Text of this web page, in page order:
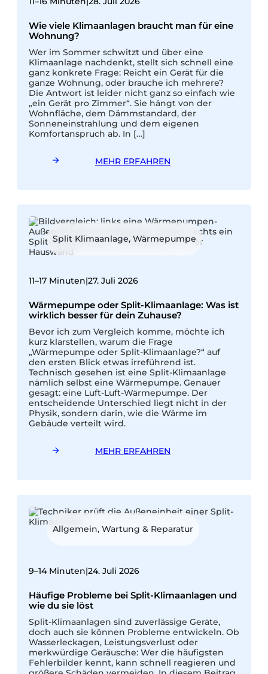
Wie viele Klimaanlagen braucht man für eine
Wohnung?
Wer im Sommer schwitzt und über eine
Klimaanlage nachdenkt, stellt sich schnell eine
ganz konkrete Frage: Reicht ein Gerät für die
ganze Wohnung, oder brauche ich mehrere?
Die Antwort ist leider nicht ganz so einfach wie
„ein Gerät pro Zimmer“. Sie hängt von der
Wohnfläche, dem Dämmstandard, der
Sonneneinstrahlung und dem eigenen
Komfortanspruch ab. In […]
MEHR ERFAHREN
Split Klimaanlage, Wärmepumpe
11–17 Minuten|27. Juli 2026
Wärmepumpe oder Split-Klimaanlage: Was ist
wirklich besser für dein Zuhause?
Bevor ich zum Vergleich komme, möchte ich
kurz klarstellen, warum die Frage
„Wärmepumpe oder Split-Klimaanlage?“ auf
den ersten Blick etwas irreführend ist.
Technisch gesehen ist eine Split-Klimaanlage
nämlich selbst eine Wärmepumpe. Genauer
gesagt: eine Luft-Luft-Wärmepumpe. Der
entscheidende Unterschied liegt nicht in der
Physik, sondern darin, wie die Wärme im
Gebäude verteilt wird.
MEHR ERFAHREN
Allgemein, Wartung & Reparatur
9–14 Minuten|24. Juli 2026
Häufige Probleme bei Split-Klimaanlagen und
wie du sie löst
Split-Klimaanlagen sind zuverlässige Geräte,
doch auch sie können Probleme entwickeln. Ob
Wasserleckagen, Leistungsverlust oder
merkwürdige Geräusche: Wer die häufigsten
Fehlerbilder kennt, kann schnell reagieren und